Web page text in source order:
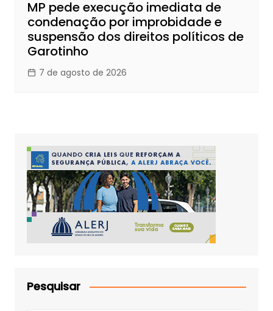
MP pede execução imediata de
condenação por improbidade e
suspensão dos direitos políticos de
Garotinho
7 de agosto de 2026
Pesquisar